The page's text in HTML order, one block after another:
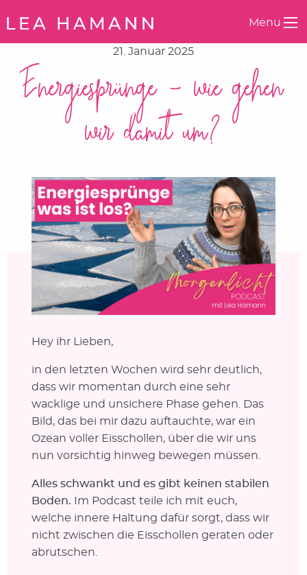
Menu
21. Januar 2025
Energiesprünge – wie gehen
wir damit um?
Hey ihr Lieben,
in den letzten Wochen wird sehr deutlich,
dass wir momentan durch eine sehr
wacklige und unsichere Phase gehen. Das
Bild, das bei mir dazu auftauchte, war ein
Ozean voller Eisschollen, über die wir uns
nun vorsichtig hinweg bewegen müssen.
Alles schwankt und es gibt keinen stabilen
Boden. Im Podcast teile ich mit euch,
welche innere Haltung dafür sorgt, dass wir
nicht zwischen die Eisschollen geraten oder
abrutschen.